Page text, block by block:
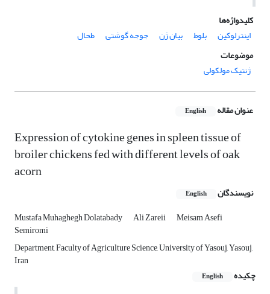
کلیدواژه‌ها
اینترلوکین
بلوط بیان ژن جوجه گوشتی
طحال
موضوعات
ژنتیک مولکولی
عنوان مقاله English
Expression of cytokine genes in spleen tissue of
broiler chickens fed with different levels of oak
acorn
نویسندگان English
Mustafa Muhaghegh Dolatabady Ali Zareii Meisam Asefi
Semiromi
Department, Faculty of Agriculture Science, University of Yasouj, Yasouj,
Iran
چکیده
English